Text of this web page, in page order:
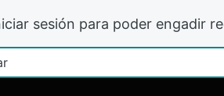
sesión para poder engadir